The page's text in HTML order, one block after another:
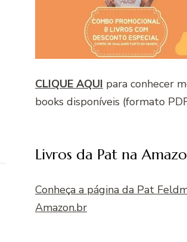
CLIQUE AQUI para conhecer
books disponíveis (formato
Livros da Pat na
Conheça a página da Pat
Amazon.br